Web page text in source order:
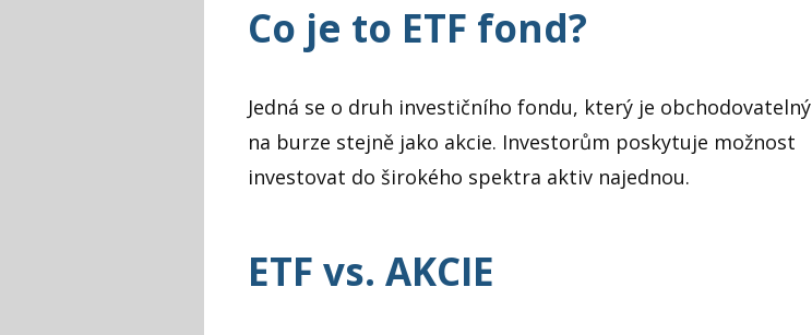
Co je to ETF fond?
Jedná se o druh investičního fondu, který je obchodovatelný
na burze stejně jako akcie. Investorům poskytuje možnost
investovat do širokého spektra aktiv najednou.
ETF vs. AKCIE